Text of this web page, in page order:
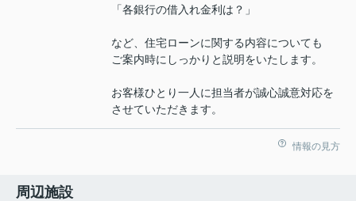
「各銀行の借入れ金利は？」
など、住宅ローンに関する内容についても
ご案内時にしっかりと説明をいたします。
お客様ひとり一人に担当者が誠心誠意対応を
させていただきます。
情報の見方
周辺施設